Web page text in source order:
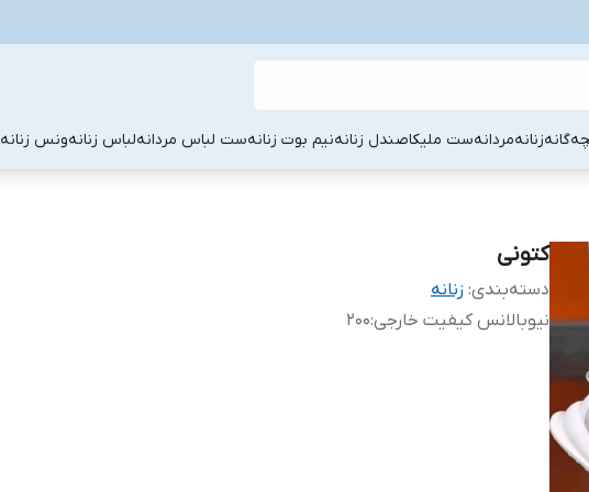
زنانهمردانهست ملیکاصندل زنانهنیم بوت زنانهست لباس مردانهلباس زنانهونس زنانه
کتونی
دسته‌بندی: زنانه
نیوبالانس کیفیت خارجی:۲۰۰